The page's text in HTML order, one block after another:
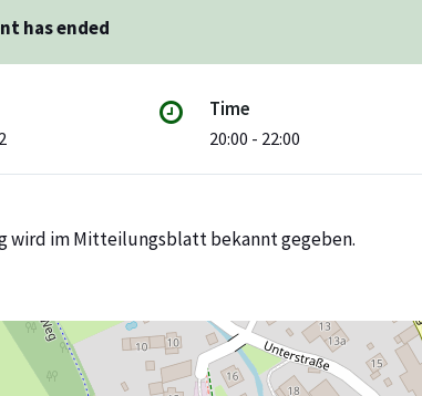
has ended
Time
20:00 - 22:00
wird im Mitteilungsblatt bekannt gegeben.